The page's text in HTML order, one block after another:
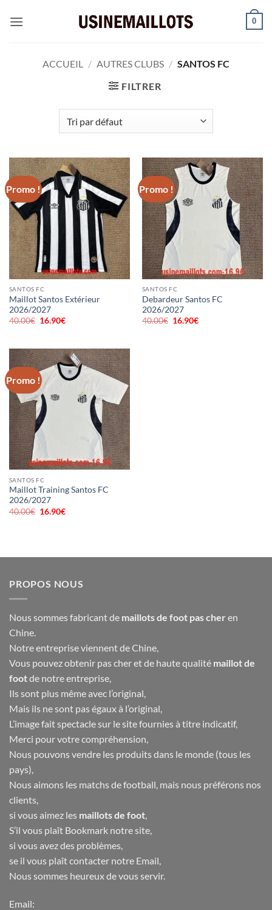
0
ACCUEIL / AUTRES CLUBS / SANTOS FC
FILTRER
Promo !
SANTOS FC
Maillot Santos Extérieur
2026/2027
40.00€ Le
40.00€.
16.90€Le
16.90€.
Promo !
SANTOS FC
Debardeur Santos FC
2026/2027
40.00€ Le
16.90€Le
Promo !
SANTOS FC
Maillot Training Santos FC
2026/2027
40.00€ Le
16.90€Le
PROPOS NOUS
Nous sommes fabricant de maillots de foot pas cher en
Chine.
Notre entreprise viennent de Chine,
Vous pouvez obtenir pas cher et de haute qualité maillot de
footde notre entreprise,
Ils sont plus même avec l’original,
Mais ils ne sont pas égaux à l’original,
L’image fait spectacle sur le site fournies à titre indicatif,
Merci pour votre compréhension,
Nous pouvons vendre les produits dans le monde (tous les
pays),
Nous aimons les matchs de football, mais nous préférons nos
clients,
si vous aimez les maillots de foot,
S’il vous plaît Bookmark notre site,
si vous avez des problèmes,
se il vous plaît contacter notre Email,
Nous sommes heureux de vous servir.
Email: